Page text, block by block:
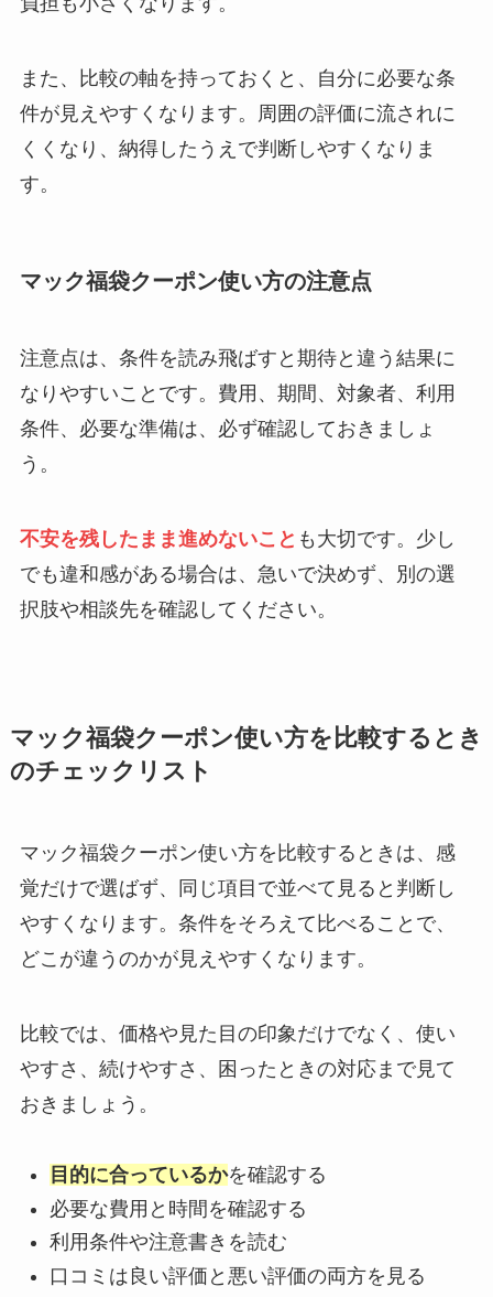
また、比較の軸を持っておくと、自分に必要な条
件が見えやすくなります。周囲の評価に流されに
くくなり、納得したうえで判断しやすくなりま
す。
マック福袋クーポン使い方の注意点
注意点は、条件を読み飛ばすと期待と違う結果に
なりやすいことです。費用、期間、対象者、利用
条件、必要な準備は、必ず確認しておきましょ
う。
不安を残したまま進めないこと も大切です。少し
でも違和感がある場合は、急いで決めず、別の選
択肢や相談先を確認してください。
マック福袋クーポン使い方を比較するとき
のチェックリスト
マック福袋クーポン使い方を比較するときは、感
覚だけで選ばず、同じ項目で並べて見ると判断し
やすくなります。条件をそろえて比べることで、
どこが違うのかが見えやすくなります。
比較では、価格や見た目の印象だけでなく、使い
やすさ、続けやすさ、困ったときの対応まで見て
おきましょう。
目的に合っているかを確認する
必要な費用と時間を確認する
利用条件や注意書きを読む
口コミは良い評価と悪い評価の両方を見る